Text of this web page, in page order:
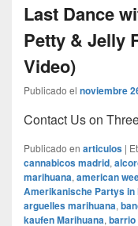
Last Dance
Petty & Jelly
Video)
Publicado el noviembre
Contact Us on
Publicado en articulos |
cannabicos madrid,
marihuana, american
Amerikanische Partys in
arguelles marihuana,
kaufen Marihuana, barrio